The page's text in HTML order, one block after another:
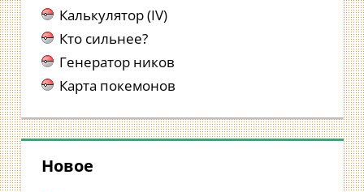
Калькулятор (IV)
Кто сильнее?
Генератор ников
Карта покемонов
Новое